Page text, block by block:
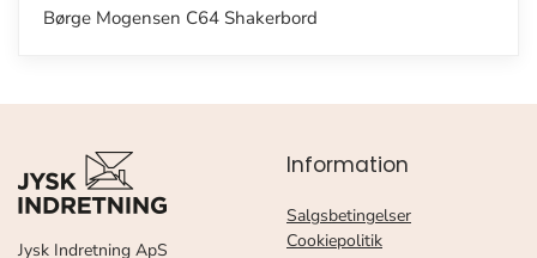
Børge Mogensen C64 Shakerbord
Jysk Indretning ApS
Information
Salgsbetingelser
Cookiepolitik